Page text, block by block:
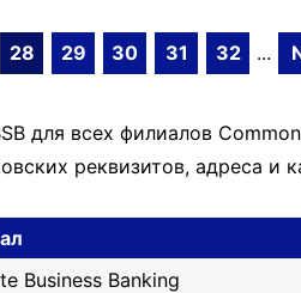
28 29 30 31 32 ...
для всех филиалов
реквизитов, адреса и
Business Banking